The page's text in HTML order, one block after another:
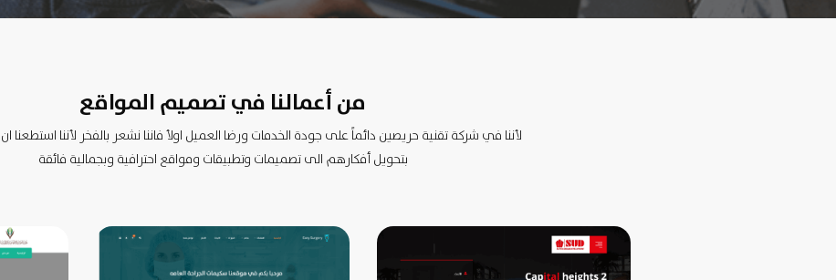
من أعمالنا في تصميم المواقع
لأننا في شركة تقنية حريصين دائماً على جودة الخدمات ورضا العميل اولأ فاننا نشعر بالفخر لأننا استطعنا ان
بتحويل أفكارهم الى تصميمات وتطبيقات ومواقع احترافية وبجمالية فائقة